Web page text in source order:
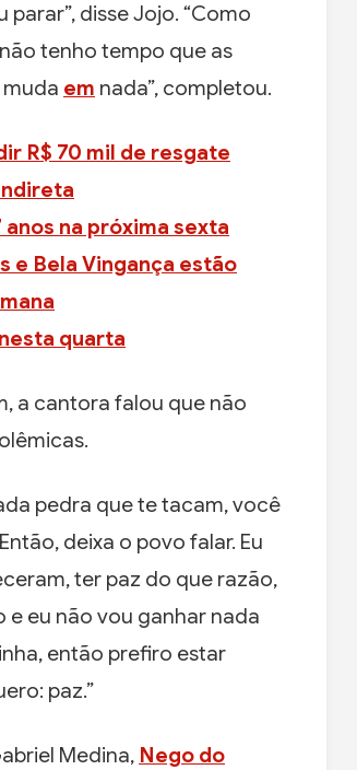
disse Jojo. “Como
tenho tempo que as
em nada”, completou.
R$ 70 mil de resgate
na próxima sexta
e Bela Vingança estão
quarta
a cantora falou que não
pedra que te tacam, você
deixa o povo falar. Eu
ter paz do que razão,
e eu não vou ganhar nada
então prefiro estar
paz.”
Medina, Nego do